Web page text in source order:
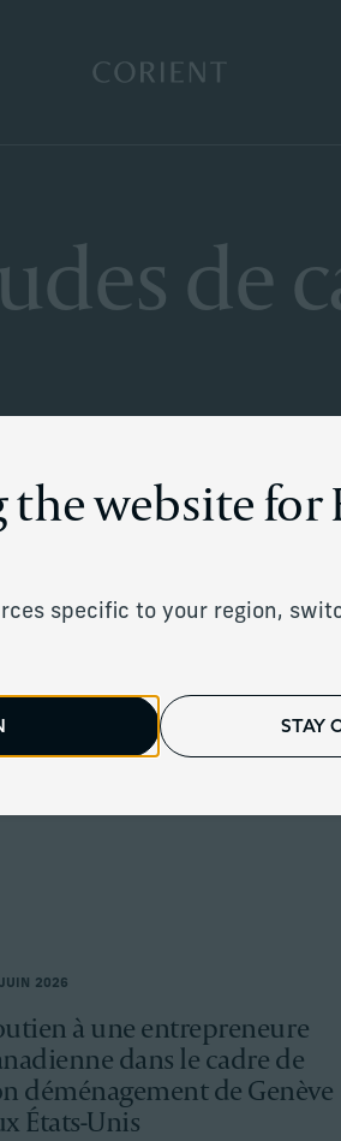
Retour à la page d’accueil
website for
specific to your region,
STAY
de
2026
à une entrepreneure
dans le cadre de
déménagement de Genève
États-Unis